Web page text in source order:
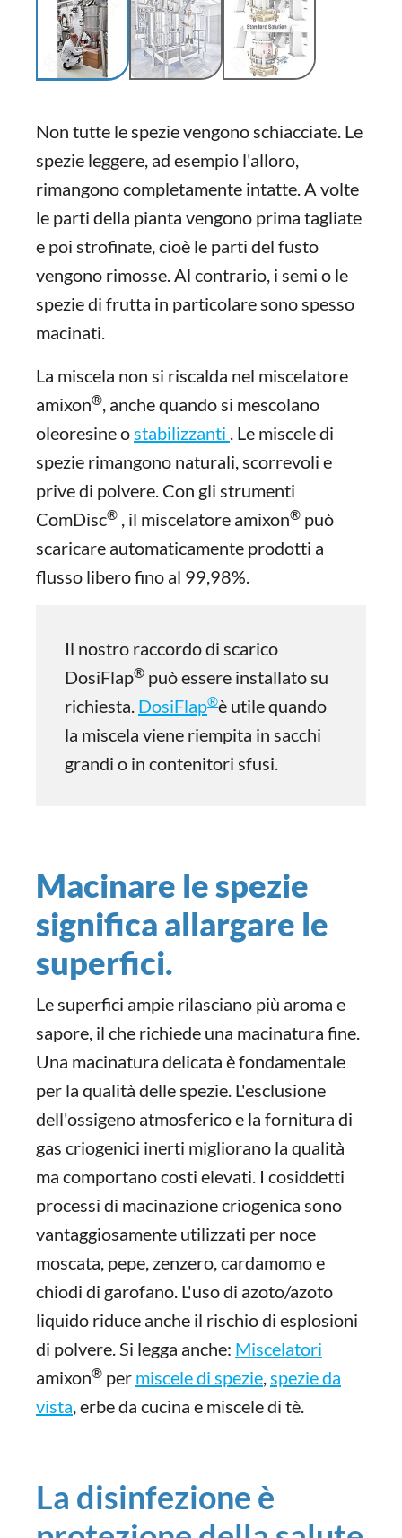
Non tutte le spezie vengono schiacciate. Le
spezie leggere, ad esempio l'alloro,
rimangono completamente intatte. A volte
le parti della pianta vengono prima tagliate
e poi strofinate, cioè le parti del fusto
vengono rimosse. Al contrario, i semi o le
spezie di frutta in particolare sono spesso
macinati.
La miscela non si riscalda nel miscelatore
amixon®, anche quando si mescolano
oleoresine ostabilizzanti . Le miscele di
spezie rimangono naturali, scorrevoli e
prive di polvere. Con gli strumenti
ComDisc® , il miscelatore amixon® può
scaricare automaticamente prodotti a
flusso libero fino al 99,98%.
Il nostro raccordo di scarico
DosiFlap® può essere installato su
richiesta. DosiFlap®è utile quando
la miscela viene riempita in sacchi
grandi o in contenitori sfusi.
Macinare le spezie
significa allargare le
superfici.
Le superfici ampie rilasciano più aroma e
sapore, il che richiede una macinatura fine.
Una macinatura delicata è fondamentale
per la qualità delle spezie. L'esclusione
dell'ossigeno atmosferico e la fornitura di
gas criogenici inerti migliorano la qualità
ma comportano costi elevati. I cosiddetti
processi di macinazione criogenica sono
vantaggiosamente utilizzati per noce
moscata, pepe, zenzero, cardamomo e
chiodi di garofano. L'uso di azoto/azoto
liquido riduce anche il rischio di esplosioni
di polvere. Si legga anche: Miscelatori
amixon® per miscele di spezie,spezie da
vista, erbe da cucina e miscele di tè.
La disinfezione è